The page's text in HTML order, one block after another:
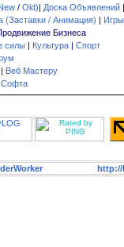
/ Old)| Доска Объявлений |
(Заставки / Анимация) | Игры
Бизнеса
силы | Культура | Спорт
| Веб Мастеру
Софта
http://